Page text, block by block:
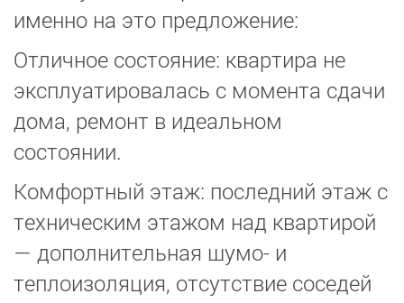
именно на это предложение:
Отличное состояние: квартира не
эксплуатировалась с момента сдачи
дома, ремонт в идеальном
состоянии.
Комфортный этаж: последний этаж с
техническим этажом над квартирой
— дополнительная шумо- и
теплоизоляция, отсутствие соседей